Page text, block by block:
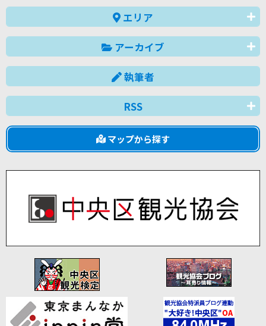
エリア
アーカイブ
執筆者
RSS
マップから探す